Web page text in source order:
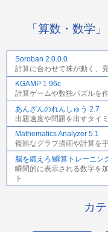
「算数・数学
Soroban 2.0.0.0
計算に合わせて珠が動く、
KGAMP 1.96c
計算ゲームや数独パズルを
あんざんのれんしゅう 2.7
出題速度や問題を出すタイ
Mathematics Analyzer 5.1
複雑なグラフ描画や計算を
脳を鍛えろ!瞬算トレーニン
瞬間的に表示される数字を
ト
カ